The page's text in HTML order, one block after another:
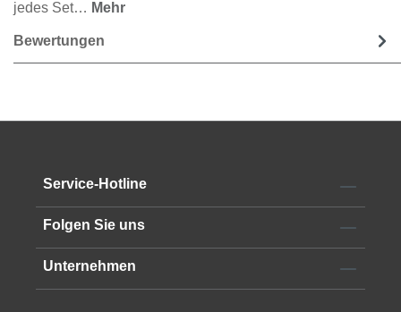
jedes Set… Mehr
Bewertungen
Service-Hotline
Folgen Sie uns
Unternehmen